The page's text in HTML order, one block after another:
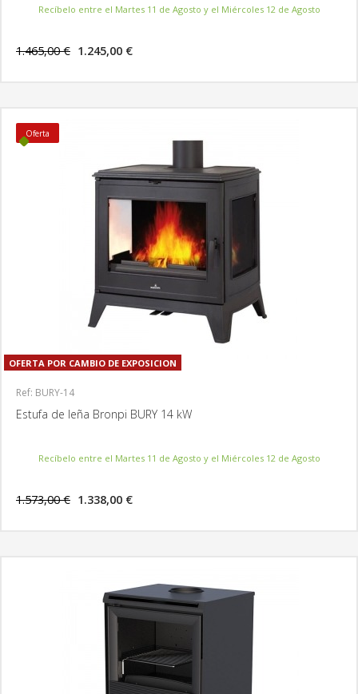
Recíbelo entre el Martes 11 de Agosto y el Miércoles 12 de Agosto
1.465,00 € 1.245,00 €
Oferta
OFERTA POR CAMBIO DE EXPOSICION
Ref: BURY-14
Estufa de leña Bronpi BURY 14 kW
Recíbelo entre el Martes 11 de Agosto y el Miércoles 12 de Agosto
1.573,00 € 1.338,00 €